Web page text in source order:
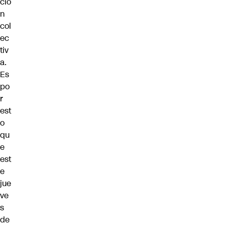
n
col
ec
tiv
a.
Es
po
r
est
o
qu
e
est
e
jue
ve
s
de